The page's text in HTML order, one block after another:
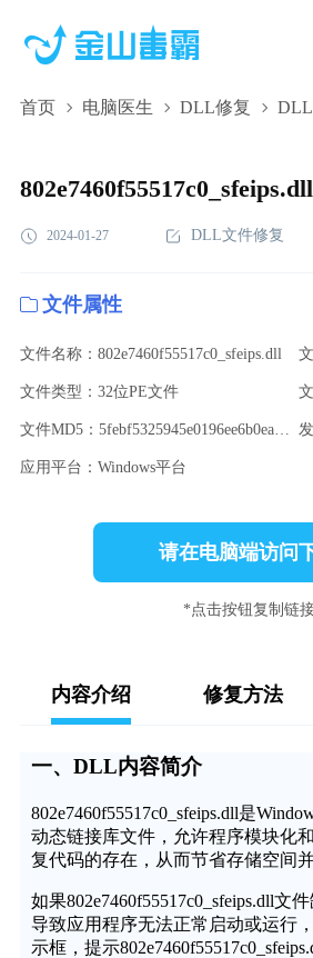
首页 电脑医生 DLL修复
802e7460f55517c0_sfeips.dll
2024-01-27 DLL文件修复
文件属性
文件名称：802e7460f55517c0_sfeips.dll
文件类型：32位PE文件
文件MD5：5febf5325945e0196ee6b0ea620da388
应用平台：Windows平台
请在电脑端访问
*点击按钮复制链
内容介绍 修复方法
一、DLL内容简介
802e7460f55517c0_sfeips.dll是
动态链接库文件，允许程序模块化
复代码的存在，从而节省存储空间
如果802e7460f55517c0_sfeips.dll文
导致应用程序无法正常启动或运行
示框，提示